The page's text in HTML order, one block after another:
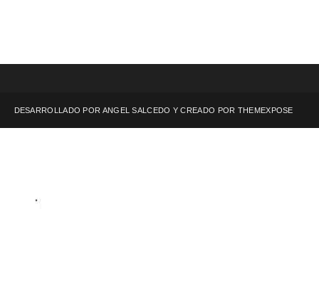
DESARROLLADO POR ANGEL SALCEDO Y CREADO POR THEMEXPOSE